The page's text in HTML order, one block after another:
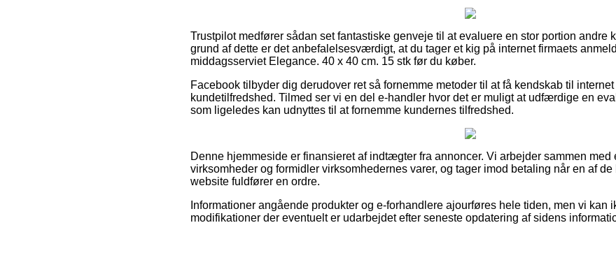
Trustpilot medfører sådan set fantastiske genveje til at evaluere en stor portion andre
grund af dette er det anbefalelsesværdigt, at du tager et kig på internet firmaets
middagsserviet Elegance. 40 x 40 cm. 15 stk før du køber.
Facebook tilbyder dig derudover ret så fornemme metoder til at få kendskab til
kundetilfredshed. Tilmed ser vi en del e-handler hvor det er muligt at udfærdige en
som ligeledes kan udnyttes til at fornemme kundernes tilfredshed.
Denne hjemmeside er finansieret af indtægter fra annoncer. Vi arbejder sammen
virksomheder og formidler virksomhedernes varer, og tager imod betaling når en af
website fuldfører en ordre.
Informationer angående produkter og e-forhandlere ajourføres hele tiden, men vi kan
modifikationer der eventuelt er udarbejdet efter seneste opdatering af sidens